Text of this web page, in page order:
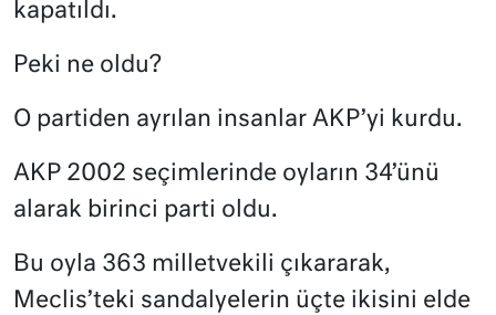
kapatıldı.
Peki ne oldu?
O partiden ayrılan insanlar AKP’yi kurdu.
AKP 2002 seçimlerinde oyların 34’ünü
alarak birinci parti oldu.
Bu oyla 363 milletvekili çıkararak,
Meclis’teki sandalyelerin üçte ikisini elde